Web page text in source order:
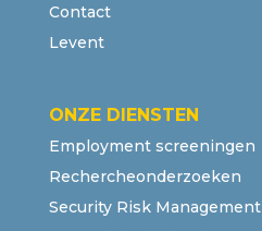
Contact
Levent
ONZE DIENSTEN
Employment screeningen
Rechercheonderzoeken
Security Risk Management